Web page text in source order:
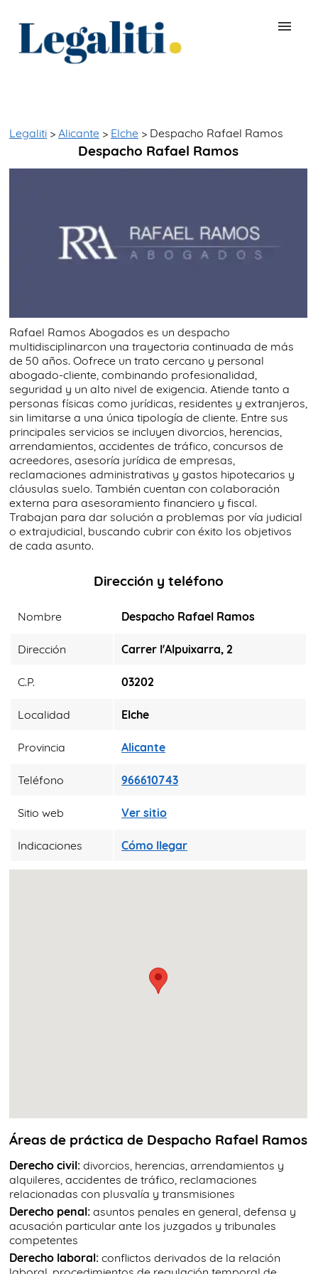
Legaliti > Alicante > Elche > Despacho Rafael Ramos
Despacho Rafael Ramos
Rafael Ramos Abogados es un despacho
multidisciplinarcon una trayectoria continuada de más
de 50 años. Oofrece un trato cercano y personal
abogado-cliente, combinando profesionalidad,
seguridad y un alto nivel de exigencia. Atiende tanto a
personas físicas como jurídicas, residentes y extranjeros,
sin limitarse a una única tipología de cliente. Entre sus
principales servicios se incluyen divorcios, herencias,
arrendamientos, accidentes de tráfico, concursos de
acreedores, asesoría jurídica de empresas,
reclamaciones administrativas y gastos hipotecarios y
cláusulas suelo. También cuentan con colaboración
externa para asesoramiento financiero y fiscal.
Trabajan para dar solución a problemas por vía judicial
o extrajudicial, buscando cubrir con éxito los objetivos
de cada asunto.
Dirección y teléfono
Nombre Despacho Rafael Ramos
Dirección Carrer l'Alpuixarra, 2
C.P. 03202
Localidad Elche
Provincia Alicante
Teléfono 966610743
Sitio web Ver sitio
Indicaciones Cómo llegar
Áreas de práctica de Despacho Rafael Ramos
Derecho civil: divorcios, herencias, arrendamientos y
alquileres, accidentes de tráfico, reclamaciones
relacionadas con plusvalía y transmisiones
Derecho penal: asuntos penales en general, defensa y
acusación particular ante los juzgados y tribunales
competentes
Derecho laboral: conflictos derivados de la relación